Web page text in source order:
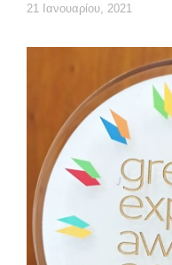
21 Ιανουαρίου, 2021